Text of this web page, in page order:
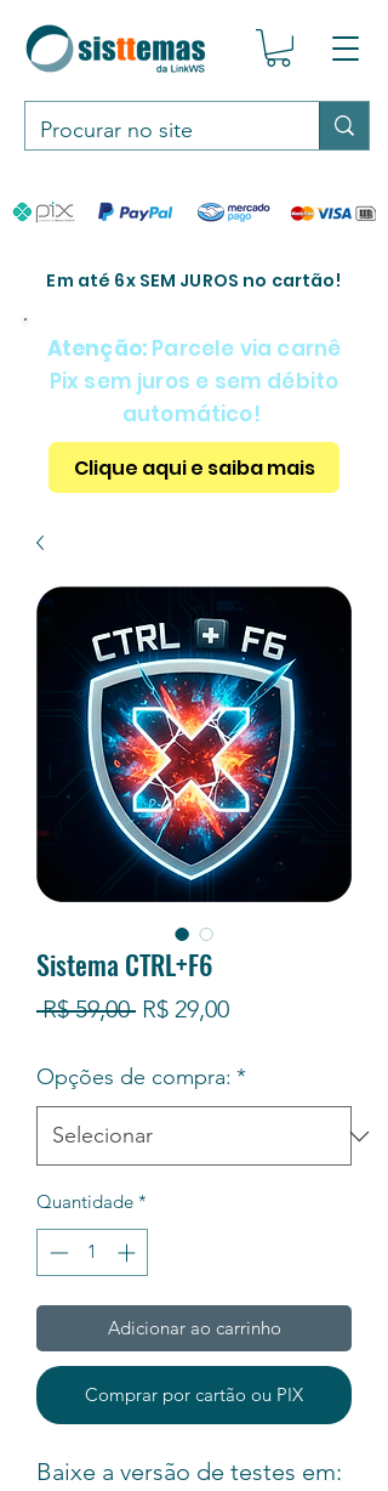
Em até 6x SEM JUROS no cartão!
Atenção: Parcele via carnê
Pix sem juros e sem débito
automático!
Clique aqui e saiba mais
Sistema CTRL+F6
R$ 59,00 Preço
R$ 29,00Preço
Opções de compra: *
Quantidade *
Adicionar ao carrinho
Comprar por cartão ou PIX
Baixe a versão de testes em: